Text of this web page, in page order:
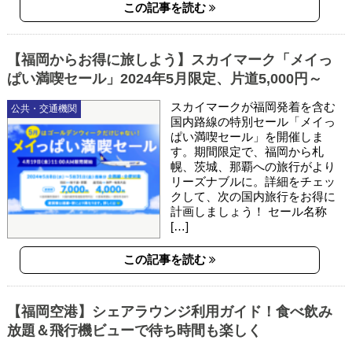
この記事を読む
公共・交通機関
【福岡からお得に旅しよう】スカイマーク「メイっ
ぱい満喫セール」2024年5月限定、片道5,000円～
スカイマークが福岡発着を含む
国内路線の特別セール「メイっ
ぱい満喫セール」を開催しま
す。期間限定で、福岡から札
幌、茨城、那覇への旅行がより
リーズナブルに。詳細をチェッ
クして、次の国内旅行をお得に
計画しましょう！ セール名称
[…]
この記事を読む
【福岡空港】シェアラウンジ利用ガイド！食べ飲み
放題＆飛行機ビューで待ち時間も楽しく